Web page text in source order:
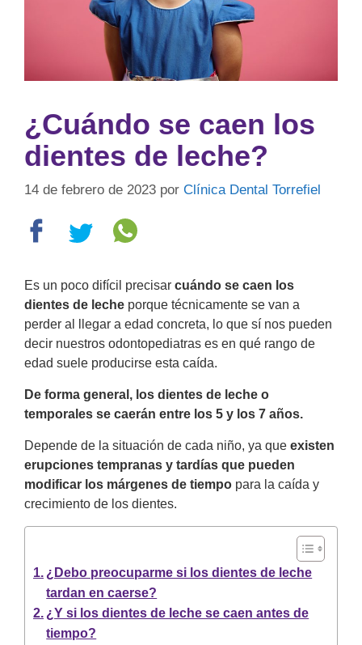
¿Cuándo se caen los
dientes de leche?
14 de febrero de 2023 por Clínica Dental Torrefiel
Es un poco difícil precisar cuándo se caen los
dientes de leche porque técnicamente se van a
perder al llegar a edad concreta, lo que sí nos pueden
decir nuestros odontopediatras es en qué rango de
edad suele producirse esta caída.
De forma general, los dientes de leche o
temporales se caerán entre los 5 y los 7 años.
Depende de la situación de cada niño, ya que existen
erupciones tempranas y tardías que pueden
modificar los márgenes de tiempo para la caída y
crecimiento de los dientes.
¿Debo preocuparme si los dientes de leche
tardan en caerse?
¿Y si los dientes de leche se caen antes de
tiempo?